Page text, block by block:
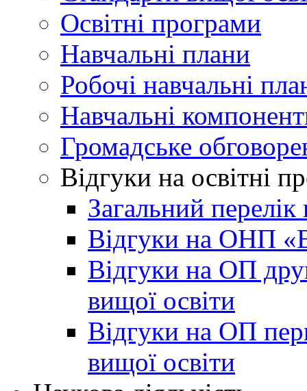
Освітні програми
Навчальні плани
Робочі навчальні
Навчальні
Громадське
Відгуки на освітні
Загальний перелік
Відгуки на ОНП
Відгуки на ОП
вищої освіти
Відгуки на ОП
вищої освіти